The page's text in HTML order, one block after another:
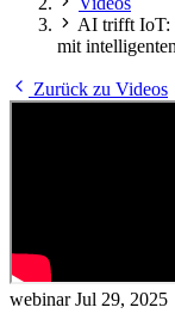
AI trifft IoT:
mit
Zurück zu Videos
webinarJul 29, 2025